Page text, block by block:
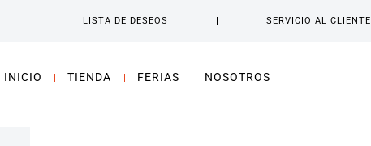
LISTA DE DESEOS SERVICIO AL CLIENTE
INICIO TIENDA FERIAS NOSOTROS